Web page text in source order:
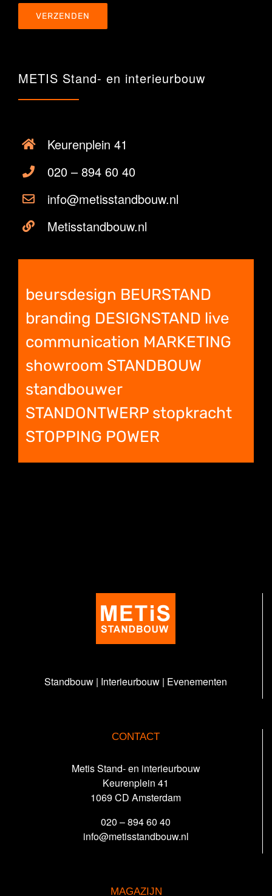
METIS Stand- en interieurbouw
Keurenplein 41
020 – 894 60 40
info@metisstandbouw.nl
Metisstandbouw.nl
beursdesign BEURSTAND
branding DESIGNSTAND live
communication MARKETING
showroom STANDBOUW
standbouwer
STANDONTWERP stopkracht
STOPPING POWER
Standbouw | Interieurbouw | Evenementen
CONTACT
Metis Stand- en interieurbouw
Keurenplein 41
1069 CD Amsterdam
020 – 894 60 40
info@metisstandbouw.nl
MAGAZIJN